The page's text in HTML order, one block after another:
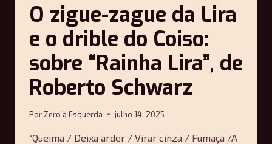
O zigue-zague da Lira
e o drible do Coiso:
sobre “Rainha Lira”, de
Roberto Schwarz
Por Zero à Esquerda julho 14, 2025
“Queima / Deixa arder / Virar cinza / Fumaça /A